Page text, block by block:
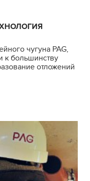
чугуна PAG,
к большинству
отложений